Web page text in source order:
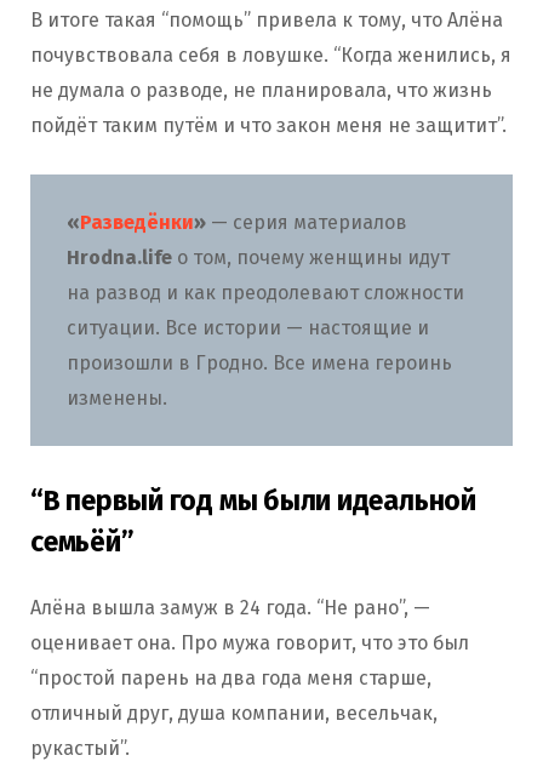
В итоге такая “помощь” привела к тому, что Алёна
почувствовала себя в ловушке. “Когда женились, я
не думала о разводе, не планировала, что жизнь
пойдёт таким путём и что закон меня не защитит”.
«Разведёнки» — серия материалов
Hrodna.life о том, почему женщины идут
на развод и как преодолевают сложности
ситуации. Все истории — настоящие и
произошли в Гродно. Все имена героинь
изменены.
“В первый год мы были идеальной
семьёй”
Алёна вышла замуж в 24 года. “Не рано”, —
оценивает она. Про мужа говорит, что это был
“простой парень на два года меня старше,
отличный друг, душа компании, весельчак,
рукастый”.